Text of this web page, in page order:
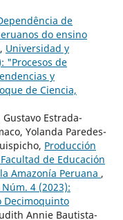
de
do ensino
, Universidad y
"Procesos de
y
de Ciencia,
Estrada-
Yolanda Paredes-
Producción
de Educación
Amazonía Peruana ,
4 (2023):
Decimoquinto
Annie Bautista-